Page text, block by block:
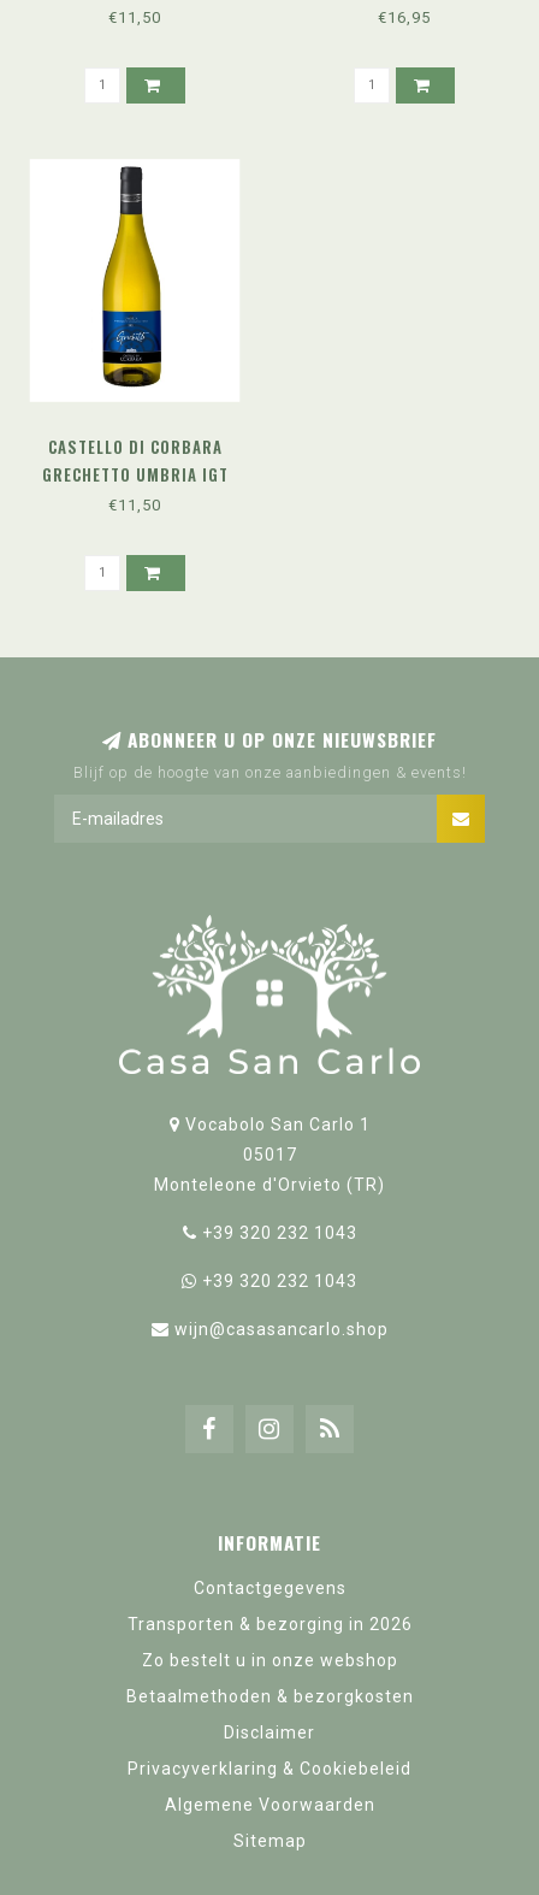
SUPERIORE DOC (2025)
€11,50
SAUVIGNON (2024)
€16,95
CASTELLO DI CORBARA
GRECHETTO UMBRIA IGT
(2024)
€11,50
ABONNEER U OP ONZE NIEUWSBRIEF
Blijf op de hoogte van onze aanbiedingen & events!
Vocabolo San Carlo 1
05017
Monteleone d'Orvieto (TR)
+39 320 232 1043
+39 320 232 1043
wijn@casasancarlo.shop
INFORMATIE
Contactgegevens
Transporten & bezorging in 2026
Zo bestelt u in onze webshop
Betaalmethoden & bezorgkosten
Disclaimer
Privacyverklaring & Cookiebeleid
Algemene Voorwaarden
Sitemap